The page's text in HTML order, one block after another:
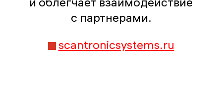
с партнерами.
scantronicsystems.ru